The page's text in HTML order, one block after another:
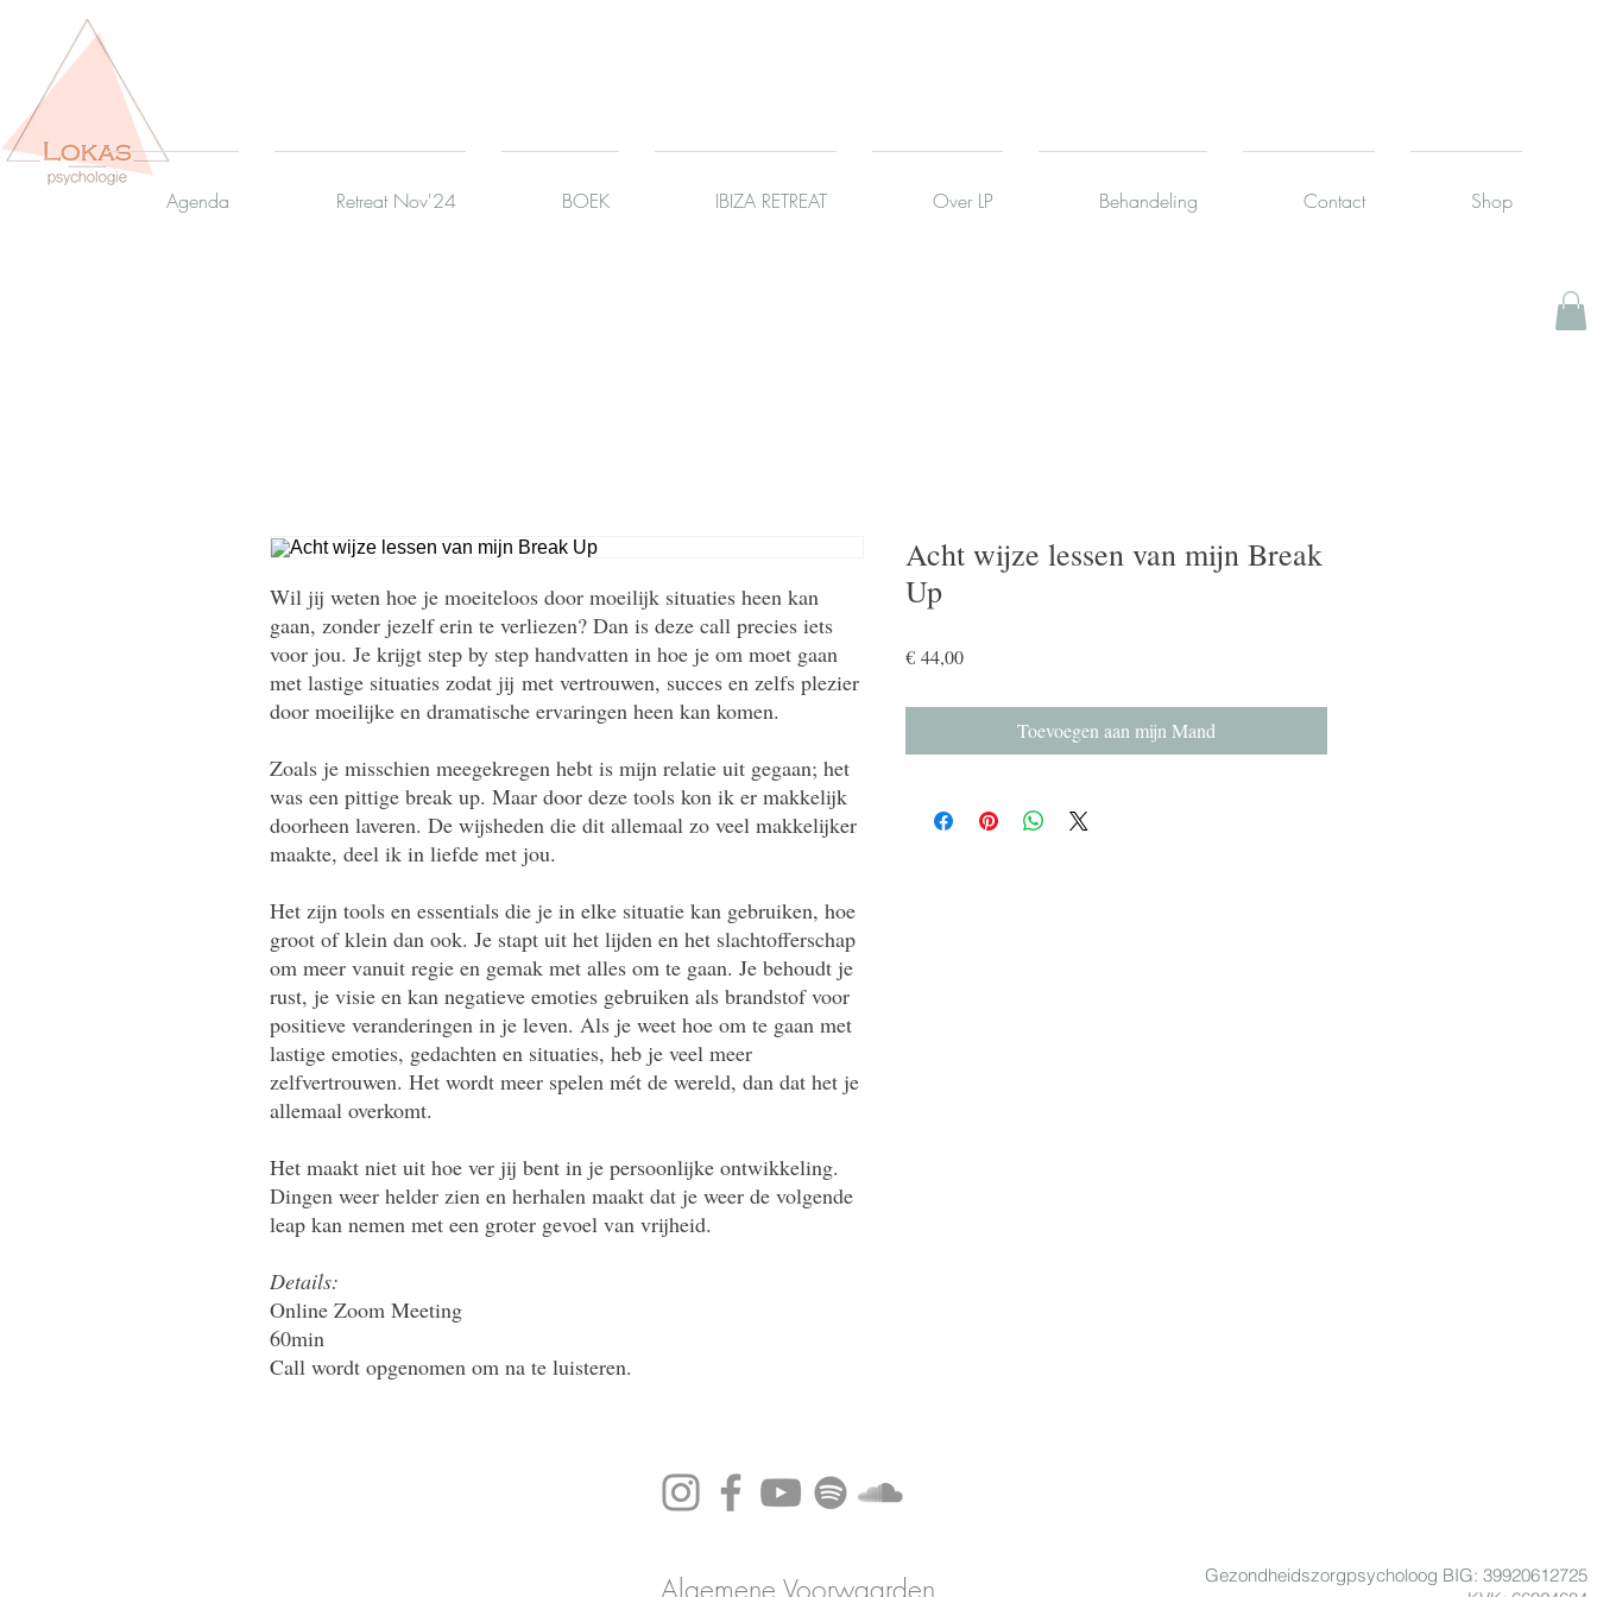
Agenda Retreat Nov'24 BOEK IBIZA RETREAT Over LP Behandeling Contact Shop
Wil jij weten hoe je moeiteloos door moeilijk situaties heen kan
gaan, zonder jezelf erin te verliezen? Dan is deze call precies iets
voor jou. Je krijgt step by step handvatten in hoe je om moet gaan
met lastige situaties zodat jij met vertrouwen, succes en zelfs plezier
door moeilijke en dramatische ervaringen heen kan komen.
Zoals je misschien meegekregen hebt is mijn relatie uit gegaan; het
was een pittige break up. Maar door deze tools kon ik er makkelijk
doorheen laveren. De wijsheden die dit allemaal zo veel makkelijker
maakte, deel ik in liefde met jou.
Het zijn tools en essentials die je in elke situatie kan gebruiken, hoe
groot of klein dan ook. Je stapt uit het lijden en het slachtofferschap
om meer vanuit regie en gemak met alles om te gaan. Je behoudt je
rust, je visie en kan negatieve emoties gebruiken als brandstof voor
positieve veranderingen in je leven. Als je weet hoe om te gaan met
lastige emoties, gedachten en situaties, heb je veel meer
zelfvertrouwen. Het wordt meer spelen mét de wereld, dan dat het je
allemaal overkomt.
Het maakt niet uit hoe ver jij bent in je persoonlijke ontwikkeling.
Dingen weer helder zien en herhalen maakt dat je weer de volgende
leap kan nemen met een groter gevoel van vrijheid.
Details:
Online Zoom Meeting
60min
Call wordt opgenomen om na te luisteren.
Acht wijze lessen van mijn Break
Up
€ 44,00Price
Toevoegen aan mijn Mand
Algemene Voorwaarden
Gezondheidszorgpsycholoog BIG: 39920612725